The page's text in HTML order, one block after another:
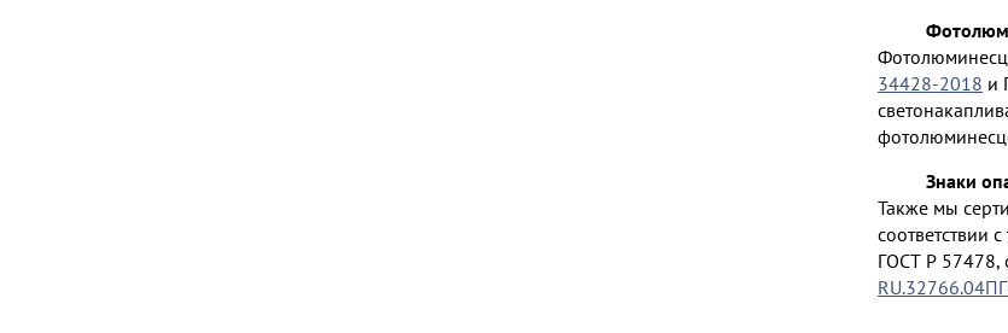
34428-2018 и
Знаки
Также мы
соответствии
ГОСТ Р 57478,